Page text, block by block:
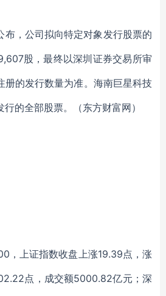
布，公司拟向特定对象发行股票的
股，最终以深圳证券交易所审
册的发行数量为准。海南巨星科技
的全部股票。（东方财富网）
，上证指数收盘上涨19.39点，涨
点，成交额5000.82亿元；深